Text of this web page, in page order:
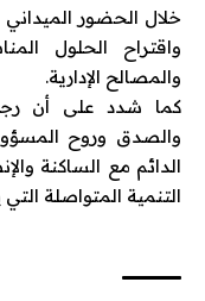
خلال الحضور الميداني
واقتراح الحلول
والمصالح الإدارية.
كما شدد على أن
والصدق وروح
الدائم مع الساكنة
التنمية المتواصلة